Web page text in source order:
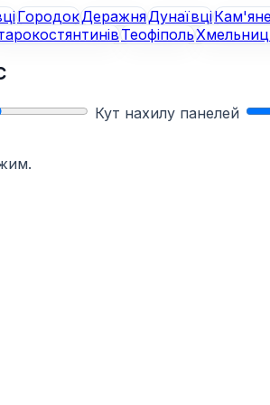
ГородокДеражняДунаївці
Теофіполь
Кут нахилу панелей